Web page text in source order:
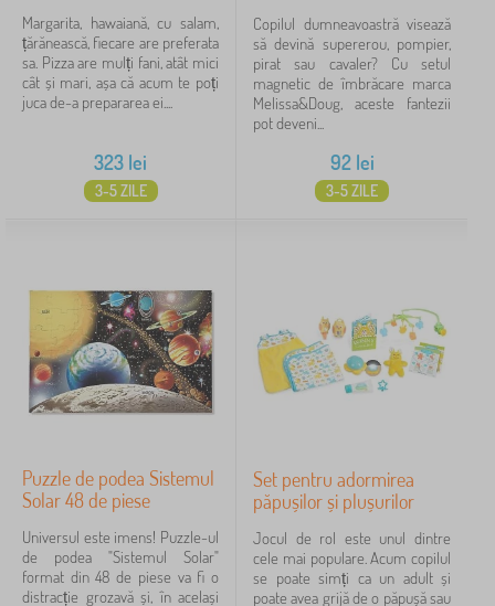
Margarita, hawaiană, cu salam,
țărănească, fiecare are preferata
sa. Pizza are mulți fani, atât mici
cât și mari, așa că acum te poți
juca de-a prepararea ei....
323 lei
3-5 ZILE
Copilul dumneavoastră visează
să devină supererou, pompier,
pirat sau cavaler? Cu setul
magnetic de îmbrăcare marca
Melissa&Doug, aceste fantezii
pot deveni...
92lei
3-5 ZILE
Puzzle de podea Sistemul
Solar 48 de piese
Universul este imens! Puzzle-ul
de podea "Sistemul Solar"
format din 48 de piese va fi o
distracție grozavă și, în același
Set pentru adormirea
păpușilor și plușurilor
Jocul de rol este unul dintre
cele mai populare. Acum copilul
se poate simți ca un adult și
poate avea grijă de o păpușă sau